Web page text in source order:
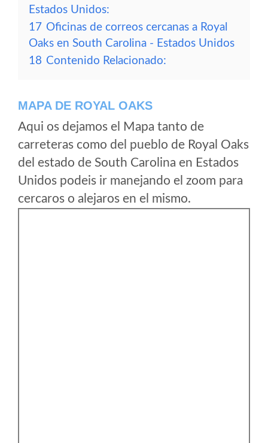
Estados Unidos:
17 Oficinas de correos cercanas a Royal
Oaks en South Carolina - Estados Unidos
18 Contenido Relacionado:
MAPA DE ROYAL OAKS
Aqui os dejamos el Mapa tanto de
carreteras como del pueblo de Royal Oaks
del estado de South Carolina en Estados
Unidos podeis ir manejando el zoom para
cercaros o alejaros en el mismo.